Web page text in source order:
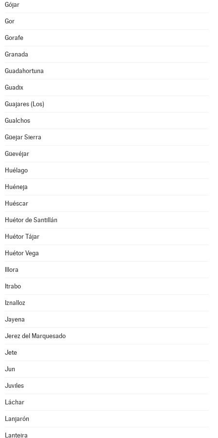
Gójar
Gor
Gorafe
Granada
Guadahortuna
Guadix
Guajares (Los)
Gualchos
Güejar Sierra
Güevéjar
Huélago
Huéneja
Huéscar
Huétor de Santillán
Huétor Tájar
Huétor Vega
Illora
Itrabo
Iznalloz
Jayena
Jerez del Marquesado
Jete
Jun
Juviles
Láchar
Lanjarón
Lanteira